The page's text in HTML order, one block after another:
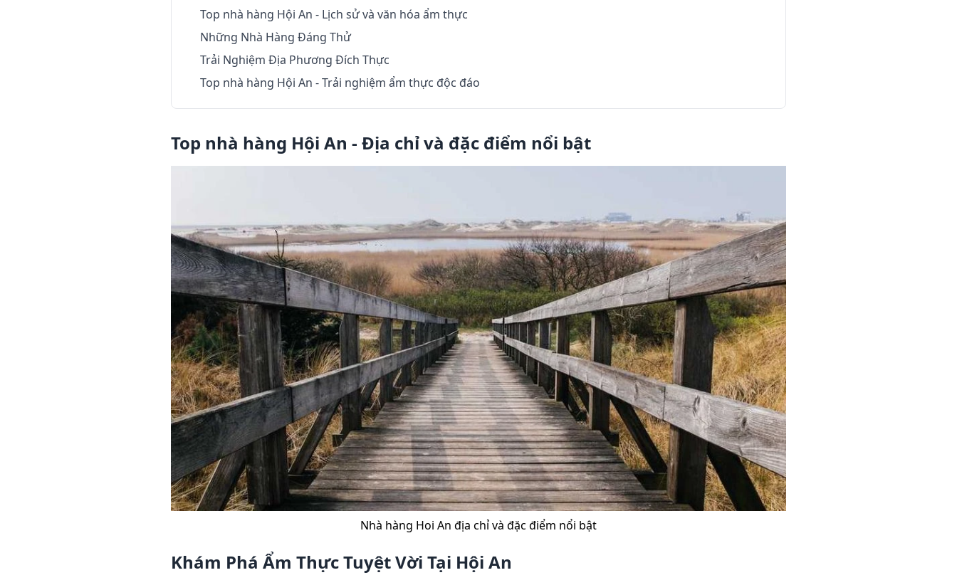
Top nhà hàng Hội An - Lịch sử và văn hóa ẩm thực
Những Nhà Hàng Đáng Thử
Trải Nghiệm Địa Phương Đích Thực
Top nhà hàng Hội An - Trải nghiệm ẩm thực độc đáo
Top nhà hàng Hội An - Địa chỉ và đặc điểm nổi bật
Nhà hàng Hoi An địa chỉ và đặc điểm nổi bật
Khám Phá Ẩm Thực Tuyệt Vời Tại Hội An